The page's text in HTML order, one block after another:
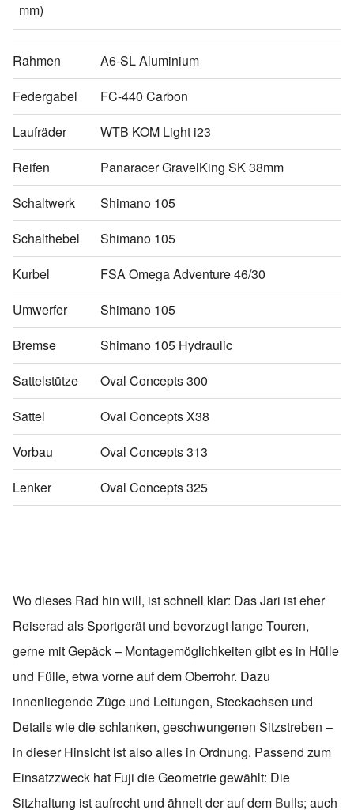
mm)
Rahmen
A6-SL Aluminium
Federgabel
FC-440 Carbon
Laufräder
WTB KOM Light i23
Reifen
Panaracer GravelKing SK 38mm
Schaltwerk
Shimano 105
Schalthebel
Shimano 105
Kurbel
FSA Omega Adventure 46/30
Umwerfer
Shimano 105
Bremse
Shimano 105 Hydraulic
Sattelstütze
Oval Concepts 300
Sattel
Oval Concepts X38
Vorbau
Oval Concepts 313
Lenker
Oval Concepts 325
Wo dieses Rad hin will, ist schnell klar: Das Jari ist eher
Reiserad als Sportgerät und bevorzugt lange Touren,
gerne mit Gepäck – Montagemöglichkeiten gibt es in Hülle
und Fülle, etwa vorne auf dem Oberrohr. Dazu
innenliegende Züge und Leitungen, Steckachsen und
Details wie die schlanken, geschwungenen Sitzstreben –
in dieser Hinsicht ist also alles in Ordnung. Passend zum
Einsatzzweck hat Fuji die Geometrie gewählt: Die
Sitzhaltung ist aufrecht und ähnelt der auf dem Bulls; auch